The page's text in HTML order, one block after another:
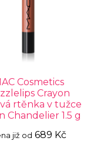
Cosmetics
Crayon
rtěnka v tužce
Chandelier 1.5 g
již od 689 Kč